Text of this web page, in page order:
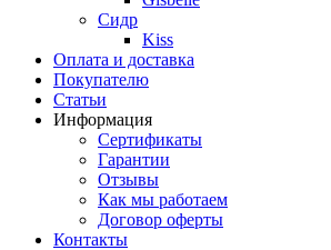
Сидр
Kiss
Оплата и доставка
Покупателю
Статьи
Информация
Сертификаты
Гарантии
Отзывы
Как мы работаем
Договор оферты
Контакты